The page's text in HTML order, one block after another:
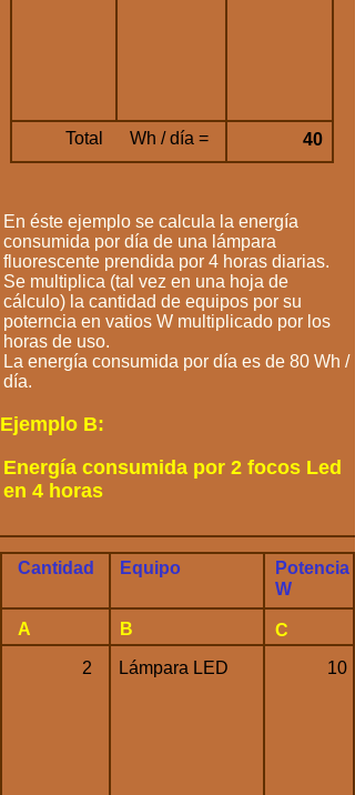
Wh / día = 40
Total
En éste ejemplo se calcula la energía
consumida por día de una lámpara
fluorescente prendida por 4 horas diarias.
Se multiplica (tal vez en una hoja de
cálculo) la cantidad de equipos por su
poterncia en vatios W multiplicado por los
horas de uso.
La energía consumida por día es de 80 Wh /
día.
Energía consumida por 2 focos Led
en 4 horas
Ejemplo B:
2 Lámpara LED 10
Cantidad
A
Equipo
B
Potencia
W
C